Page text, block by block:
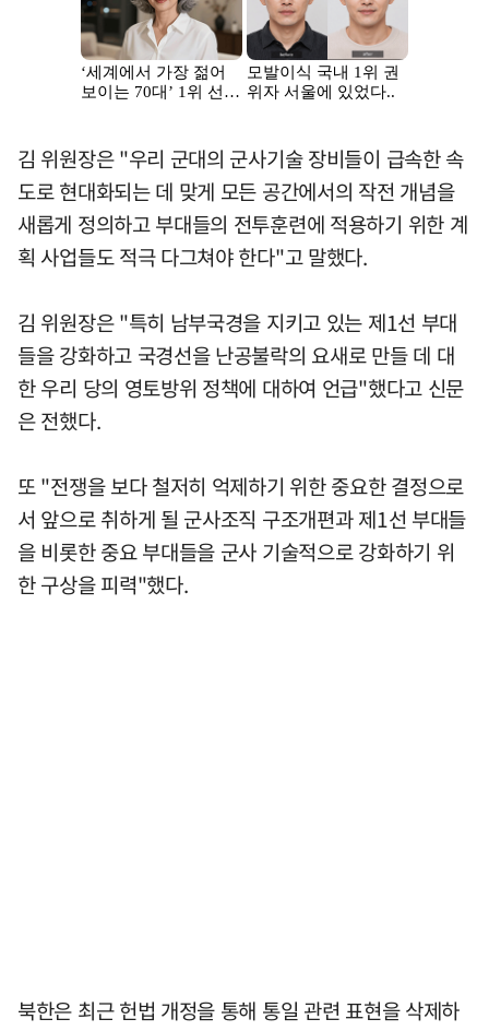
김 위원장은 "우리 군대의 군사기술 장비들이 급속한 속
도로 현대화되는 데 맞게 모든 공간에서의 작전 개념을
새롭게 정의하고 부대들의 전투훈련에 적용하기 위한 계
획 사업들도 적극 다그쳐야 한다"고 말했다.
김 위원장은 "특히 남부국경을 지키고 있는 제1선 부대
들을 강화하고 국경선을 난공불락의 요새로 만들 데 대
한 우리 당의 영토방위 정책에 대하여 언급"했다고 신문
은 전했다.
또 "전쟁을 보다 철저히 억제하기 위한 중요한 결정으로
서 앞으로 취하게 될 군사조직 구조개편과 제1선 부대들
을 비롯한 중요 부대들을 군사 기술적으로 강화하기 위
한 구상을 피력"했다.
북한은 최근 헌법 개정을 통해 통일 관련 표현을 삭제하